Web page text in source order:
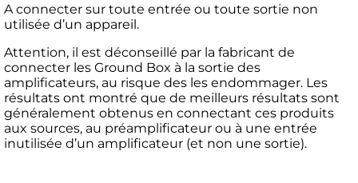
A connecter sur toute entrée ou toute sortie non
utilisée d’un appareil.
Attention, il est déconseillé par la fabricant de
connecter les Ground Box à la sortie des
amplificateurs, au risque des les endommager. Les
résultats ont montré que de meilleurs résultats sont
généralement obtenus en connectant ces produits
aux sources, au préamplificateur ou à une entrée
inutilisée d’un amplificateur (et non une sortie).